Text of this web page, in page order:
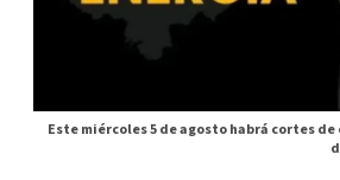
Este miércoles 5 de agosto habrá cortes